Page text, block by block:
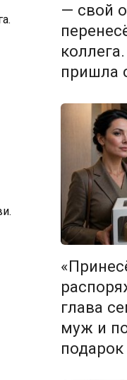
— свой
пришла
глава
муж и